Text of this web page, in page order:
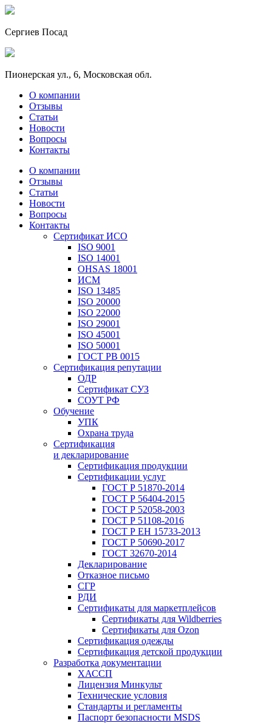
Сергиев Посад
Пионерская ул., 6, Московская обл.
О компании
Отзывы
Статьи
Новости
Вопросы
Контакты
О компании
Отзывы
Статьи
Новости
Вопросы
Контакты
Сертификат ИСО
ISO 9001
ISO 14001
OHSAS 18001
ИСМ
ISO 13485
ISO 20000
ISO 22000
ISO 29001
ISO 45001
ISO 50001
ГОСТ РВ 0015
Сертификация репутации
ОДР
Сертификат СУЗ
СОУТ РФ
Обучение
УПК
Охрана труда
Сертификация
и декларирование
Сертификация продукции
Сертификации услуг
ГОСТ Р 51870-2014
ГОСТ Р 56404-2015
ГОСТ Р 52058-2003
ГОСТ Р 51108-2016
ГОСТ Р ЕН 15733-2013
ГОСТ Р 50690-2017
ГОСТ 32670-2014
Декларирование
Отказное письмо
СГР
РДИ
Сертификаты для маркетплейсов
Сертификаты для Wildberries
Сертификаты для Ozon
Сертификация одежды
Сертификация детской продукции
Разработка документации
ХАССП
Лицензия Минкульт
Технические условия
Стандарты и регламенты
Паспорт безопасности MSDS